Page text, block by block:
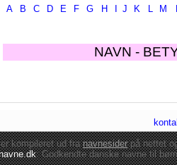
A B C D E F G H J K L M
NAVN -
kompileret ud franavnesiderpå nettet
: Godkendte danskenavne til børn